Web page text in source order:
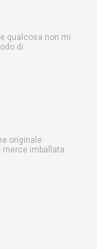
qualcosa non mi
di
originale
imballata